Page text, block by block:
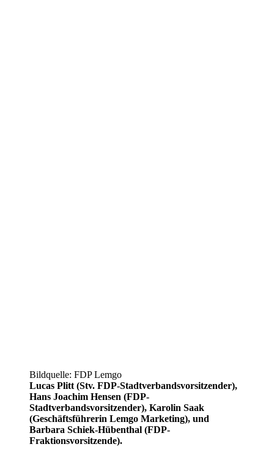
Bildquelle: FDP Lemgo
Lucas Plitt (Stv. FDP-Stadtverbandsvorsitzender),
Hans Joachim Hensen (FDP-
Stadtverbandsvorsitzender), Karolin Saak
(Geschäftsführerin Lemgo Marketing), und
Barbara Schiek-Hübenthal (FDP-
Fraktionsvorsitzende).